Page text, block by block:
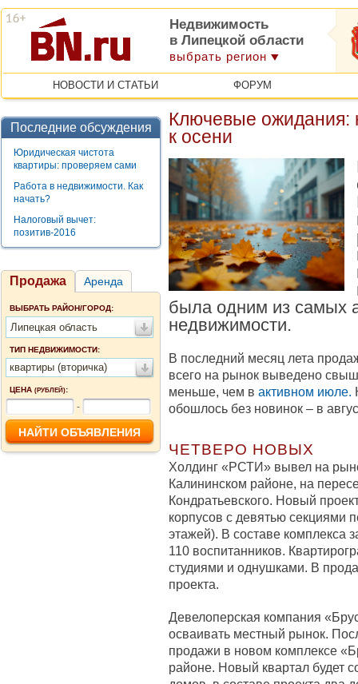
Недвижимость
в Липецкой области
выбрать регион
НОВОСТИ И СТАТЬИ ФОРУМ
Последние обсуждения
Юридическая чистота
квартиры: проверяем сами
Работа в недвижимости. Как
начать?
Налоговый вычет:
позитив-2016
Продажа Аренда
ВЫБРАТЬ РАЙОН/ГОРОД:
Липецкая область
ТИП НЕДВИЖИМОСТИ:
квартиры (вторичка)
ЦЕНА (РУБЛЕЙ):
-
Ключевые ожидания:
к осени
была одним из самых
недвижимости.
В последний месяц лета
всего на рынок выведено
меньше, чем в активном июле.
обошлось без новинок – в
ЧЕТВЕРО НОВЫХ
Холдинг «РСТИ» вывел на
Калининском районе, на
Кондратьевского. Новый
корпусов с девятью секциями
этажей). В составе комплекса
110 воспитанников.
студиями и однушками. В
проекта.
Девелоперская компания
осваивать местный рынок.
продажи в новом комплексе
районе. Новый квартал будет